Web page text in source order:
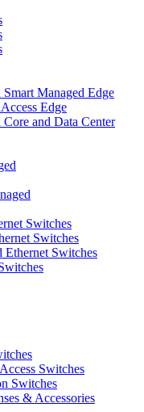
Managed Edge
Edge
and Data Center
Switches
Switches
Switches
Switches
Switches
& Accessories